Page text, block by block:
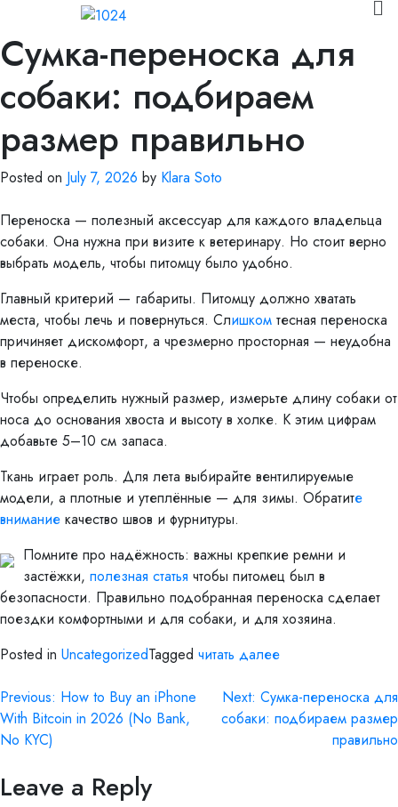
Сумка-переноска для
собаки: подбираем
размер правильно
Posted on July 7, 2026 by Klara Soto
Переноска — полезный аксессуар для каждого владельца
собаки. Она нужна при визите к ветеринару. Но стоит верно
выбрать модель, чтобы питомцу было удобно.
Главный критерий — габариты. Питомцу должно хватать
места, чтобы лечь и повернуться. Слишком тесная переноска
причиняет дискомфорт, а чрезмерно просторная — неудобна
в переноске.
Чтобы определить нужный размер, измерьте длину собаки от
носа до основания хвоста и высоту в холке. К этим цифрам
добавьте 5–10 см запаса.
Ткань играет роль. Для лета выбирайте вентилируемые
модели, а плотные и утеплённые — для зимы. Обратите
внимание качество швов и фурнитуры.
Помните про надёжность: важны крепкие ремни и
застёжки, полезная статья чтобы питомец был в
безопасности. Правильно подобранная переноска сделает
поездки комфортными и для собаки, и для хозяина.
Posted in UncategorizedTagged читать далее
Previous: How to Buy an iPhone
With Bitcoin in 2026 (No Bank,
No KYC)
Next: Сумка-переноска для
собаки: подбираем размер
правильно
Leave a Reply